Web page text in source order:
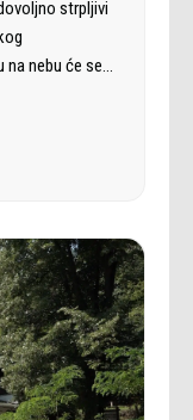
strpljivi
na nebu će se…